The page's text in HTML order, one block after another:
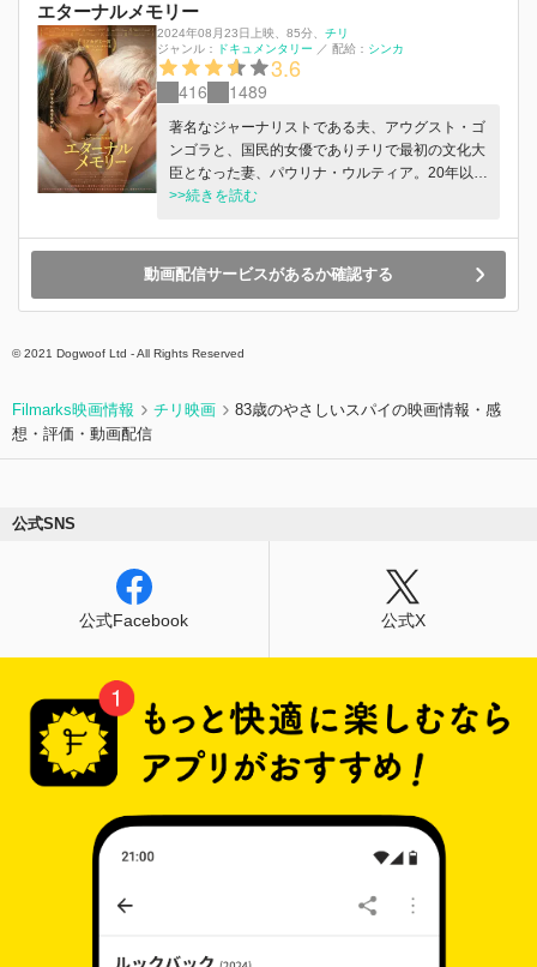
エターナルメモリー
2024年08月23日上映 85分
チリ
ジャンル：
ドキュメンタリー ／ 配給： シンカ
3.6
416 1489
著名なジャーナリストである夫、アウグスト・ゴ
ンゴラと、国民的女優でありチリで最初の文化大
臣となった妻、パウリナ・ウルティア。20年以上
に渡って深い愛情で結ばれたふたりは、自然に囲
歩を楽しみ、日々を丁寧に生きている。そんなな
かアウグストがアルツハイマーを患い、少しずつ
記憶を失い、最愛の妻パウリナとの思い出さえも
消えていってしまう――。
>>続きを読む
動画配信サービスがあるか確認する
© 2021 Dogwoof Ltd - All Rights Reserved
Filmarks映画情報 チリ映画
83歳のやさしいスパイの映画情報・感
想・評価・動画配信
公式SNS
公式Facebook 公式X